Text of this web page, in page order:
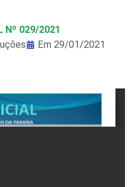
Nº 029/2021
Em 29/01/2021